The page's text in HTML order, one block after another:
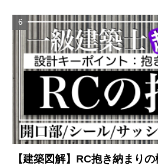
【建築図解】RC抱き納まり